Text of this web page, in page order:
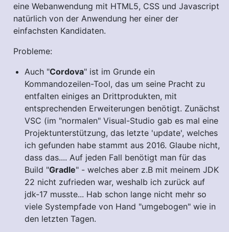
eine Webanwendung mit HTML5, CSS und Javascript
natürlich von der Anwendung her einer der
einfachsten Kandidaten.
Probleme:
Auch "Cordova" ist im Grunde ein
Kommandozeilen-Tool, das um seine Pracht zu
entfalten einiges an Drittprodukten, mit
entsprechenden Erweiterungen benötigt. Zunächst
VSC (im "normalen" Visual-Studio gab es mal eine
Projektunterstützung, das letzte 'update', welches
ich gefunden habe stammt aus 2016. Glaube nicht,
dass das.... Auf jeden Fall benötigt man für das
Build "Gradle" - welches aber z.B mit meinem JDK
22 nicht zufrieden war, weshalb ich zurück auf
jdk-17 musste... Hab schon lange nicht mehr so
viele Systempfade von Hand "umgebogen" wie in
den letzten Tagen.